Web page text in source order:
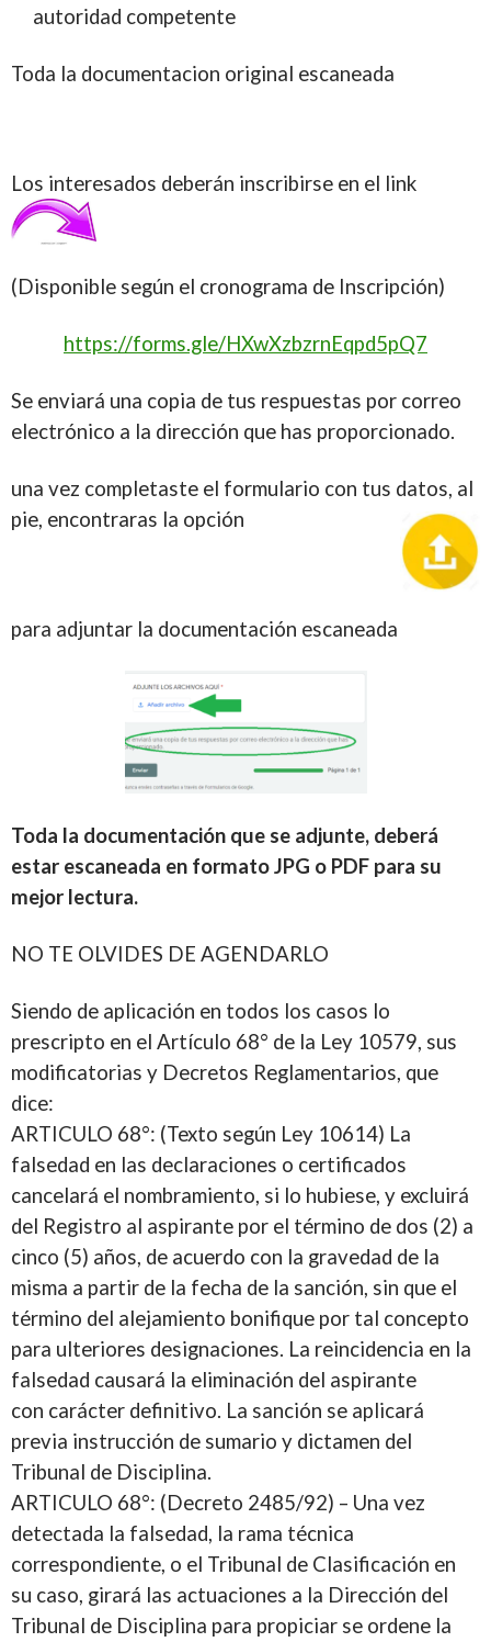
autoridad competente
Toda la documentacion original escaneada
Los interesados deberán inscribirse en el link
(Disponible según el cronograma de Inscripción)
https://forms.gle/HXwXzbzrnEqpd5pQ7
Se enviará una copia de tus respuestas por correo
electrónico a la dirección que has proporcionado.
una vez completaste el formulario con tus datos, al
pie, encontraras la opción
para adjuntar la documentación escaneada
Toda la documentación que se adjunte, deberá
estar escaneada en formato JPG o PDF para su
mejor lectura.
NO TE OLVIDES DE AGENDARLO
Siendo de aplicación en todos los casos lo
prescripto en el Artículo 68° de la Ley 10579, sus
modificatorias y Decretos Reglamentarios, que
dice:
ARTICULO 68°: (Texto según Ley 10614) La
falsedad en las declaraciones o certificados
cancelará el nombramiento, si lo hubiese, y excluirá
del Registro al aspirante por el término de dos (2) a
cinco (5) años, de acuerdo con la gravedad de la
misma a partir de la fecha de la sanción, sin que el
término del alejamiento bonifique por tal concepto
para ulteriores designaciones. La reincidencia en la
falsedad causará la eliminación del aspirante
con carácter definitivo. La sanción se aplicará
previa instrucción de sumario y dictamen del
Tribunal de Disciplina.
ARTICULO 68°: (Decreto 2485/92) – Una vez
detectada la falsedad, la rama técnica
correspondiente, o el Tribunal de Clasificación en
su caso, girará las actuaciones a la Dirección del
Tribunal de Disciplina para propiciar se ordene la